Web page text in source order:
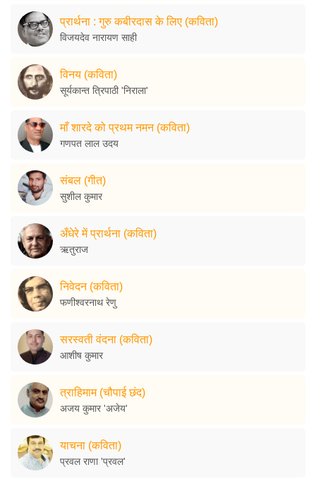
प्रार्थना : गुरु कबीरदास के लिए (कविता)
विजयदेव नारायण साही
विनय (कविता)
सूर्यकान्त त्रिपाठी 'निराला'
माँ शारदे को प्रथम नमन (कविता)
गणपत लाल उदय
संबल (गीत)
सुशील कुमार
अँधेरे में प्रार्थना (कविता)
ऋतुराज
निवेदन (कविता)
फणीश्वरनाथ रेणु
सरस्वती वंदना (कविता)
आशीष कुमार
त्राहिमाम (चौपाई छंद)
अजय कुमार 'अजेय'
याचना (कविता)
प्रवल राणा 'प्रवल'